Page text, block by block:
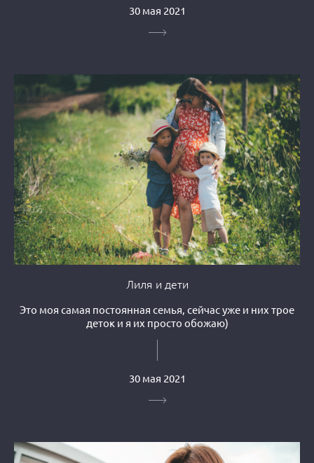
30 мая 2021
Лиля и дети
Это моя самая постоянная семья, сейчас уже и них трое
деток и я их просто обожаю)
30 мая 2021